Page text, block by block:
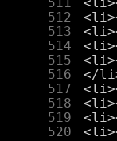
    511
    512
    513
    514
    515
    516
    517
    518
    519
    520